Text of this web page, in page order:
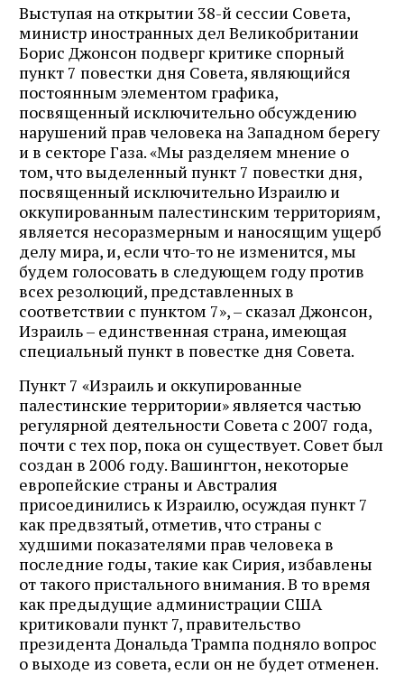
Выступая на открытии 38-й сессии Совета,
министр иностранных дел Великобритании
Борис Джонсон подверг критике спорный
пункт 7 повестки дня Совета, являющийся
постоянным элементом графика,
посвященный исключительно обсуждению
нарушений прав человека на Западном берегу
и в секторе Газа. «Мы разделяем мнение о
том, что выделенный пункт 7 повестки дня,
посвященный исключительно Израилю и
оккупированным палестинским территориям,
является несоразмерным и наносящим ущерб
делу мира, и, если что-то не изменится, мы
будем голосовать в следующем году против
всех резолюций, представленных в
соответствии с пунктом 7», – сказал Джонсон,
Израиль – единственная страна, имеющая
специальный пункт в повестке дня Совета.
Пункт 7 «Израиль и оккупированные
палестинские территории» является частью
регулярной деятельности Совета с 2007 года,
почти с тех пор, пока он существует. Совет был
создан в 2006 году. Вашингтон, некоторые
европейские страны и Австралия
присоединились к Израилю, осуждая пункт 7
как предвзятый, отметив, что страны с
худшими показателями прав человека в
последние годы, такие как Сирия, избавлены
от такого пристального внимания. В то время
как предыдущие администрации США
критиковали пункт 7, правительство
президента Дональда Трампа подняло вопрос
о выходе из совета, если он не будет отменен.